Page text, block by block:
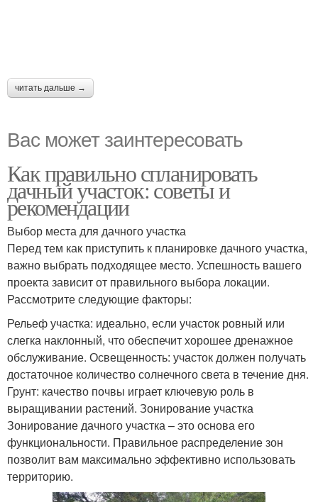
читать дальше →
Вас может заинтересовать
Как правильно спланировать
дачный участок: советы и
рекомендации
Выбор места для дачного участка
Перед тем как приступить к планировке дачного участка,
важно выбрать подходящее место. Успешность вашего
проекта зависит от правильного выбора локации.
Рассмотрите следующие факторы:
Рельеф участка: идеально, если участок ровный или
слегка наклонный, что обеспечит хорошее дренажное
обслуживание. Освещенность: участок должен получать
достаточное количество солнечного света в течение дня.
Грунт: качество почвы играет ключевую роль в
выращивании растений. Зонирование участка
Зонирование дачного участка – это основа его
функциональности. Правильное распределение зон
позволит вам максимально эффективно использовать
территорию.